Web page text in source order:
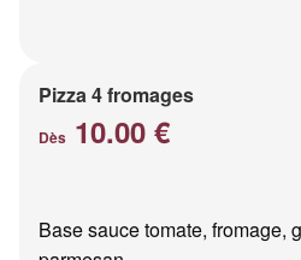
Pizza 4 fromages
Dès 10.00 €
Base sauce tomate, fromage,